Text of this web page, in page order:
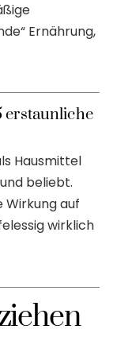
Ernährung,
erstaunliche
Hausmittel
beliebt.
Wirkung auf
wirklich